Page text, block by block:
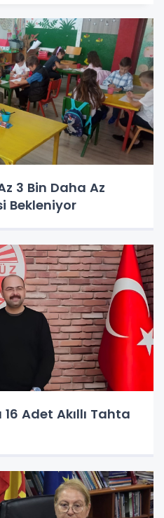
3 Bin Daha Az
Bekleniyor
Adet Akıllı Tahta